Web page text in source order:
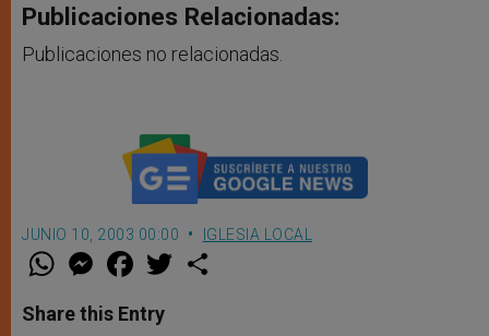
Publicaciones Relacionadas:
Publicaciones no relacionadas.
JUNIO 10, 2003 00:00 IGLESIA LOCAL
W
t
s
M
e
s
e
F
a
e
b
w
Share this Entry